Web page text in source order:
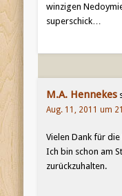
winzigen
superschick…
M.A. Hennekes
Aug. 11, 2011 um
Vielen Dank für
Ich bin schon am
zurückzuhalten.